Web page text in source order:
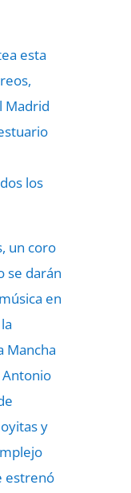
esta
Madrid
los
un coro
se darán
en
Mancha
y
estrenó